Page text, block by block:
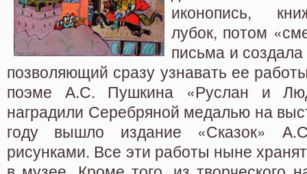
иконопись,
лубок, потом
письма и
позволяющий сразу узнавать ее
поэме А.С. Пушкина «Руслан и
наградили Серебряной медалью на
году вышло издание «Сказок»
рисунками. Все эти работы ныне